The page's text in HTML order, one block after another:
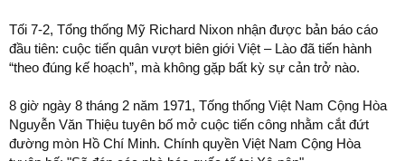
Tối 7-2, Tổng thống Mỹ Richard Nixon nhận được bản báo cáo
đầu tiên: cuộc tiến quân vượt biên giới Việt – Lào đã tiến hành
“theo đúng kế hoạch”, mà không gặp bất kỳ sự cản trở nào.
8 giờ ngày 8 tháng 2 năm 1971, Tống thống Việt Nam Cộng Hòa
Nguyễn Văn Thiệu tuyên bố mở cuộc tiến công nhằm cắt đứt
đường mòn Hồ Chí Minh. Chính quyền Việt Nam Cộng Hòa